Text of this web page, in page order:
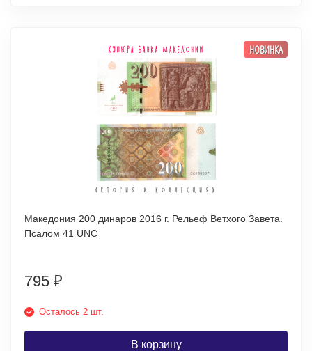
НОВИНКА
Македония 200 динаров 2016 г. Рельеф Ветхого Завета.
Псалом 41 UNC
795 ₽
Осталось 2 шт.
В корзину